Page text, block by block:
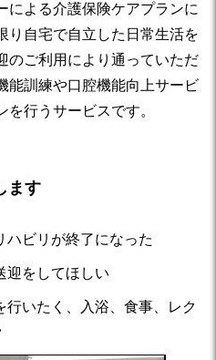
による介護保険ケアプランに
り自宅で自立した日常生活を
のご利用により通っていただ
能訓練や口腔機能向上サービ
を行うサービスです。
ます
ハビリが終了になった
迎をしてほしい
行いたく、入浴、食事、レク